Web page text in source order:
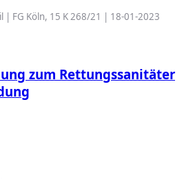
FG Köln, 15 K 268/21 | 18-01-2023
zum Rettungssanitäter